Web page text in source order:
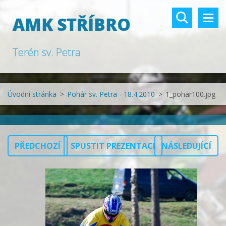
AMK STŘÍBRO
Terén sv. Petra
Úvodní stránka > Pohár sv. Petra - 18.4.2010 > 1_pohar100.jpg
PŘEDCHOZÍ SPUSTIT PREZENTACI NÁSLEDUJÍCÍ